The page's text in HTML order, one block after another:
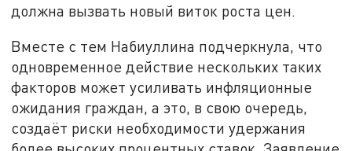
должна вызвать новый виток роста цен.
Вместе с тем Набиуллина подчеркнула, что
одновременное действие нескольких таких
факторов может усиливать инфляционные
ожидания граждан, а это, в свою очередь,
создаёт риски необходимости удержания